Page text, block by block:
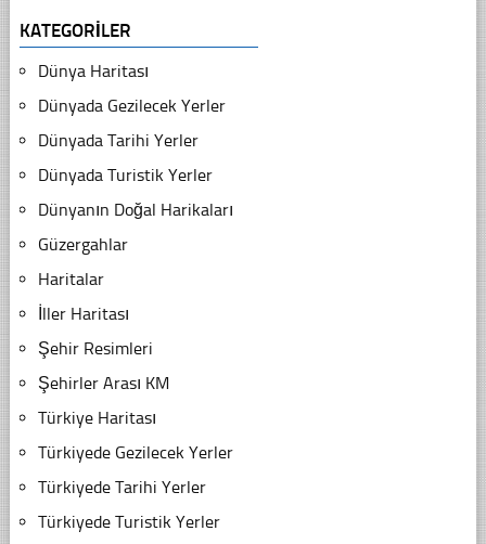
KATEGORILER
Dünya Haritası
Dünyada Gezilecek Yerler
Dünyada Tarihi Yerler
Dünyada Turistik Yerler
Dünyanın Doğal Harikaları
Güzergahlar
Haritalar
İller Haritası
Şehir Resimleri
Şehirler Arası KM
Türkiye Haritası
Türkiyede Gezilecek Yerler
Türkiyede Tarihi Yerler
Türkiyede Turistik Yerler